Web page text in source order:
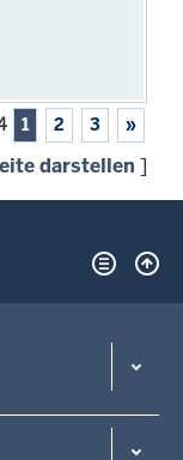
1 2 3 »
darstellen ]